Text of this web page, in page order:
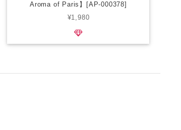
Aroma of Paris】[AP-000378]
¥1,980